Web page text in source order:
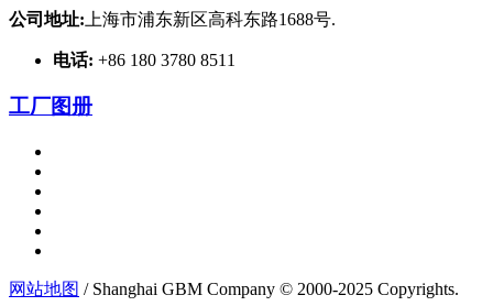
公司地址: 上海市浦东新区高科东路1688号.
电话: +86 180 3780 8511
工厂图册
网站地图 / Shanghai GBM Company © 2000-2025 Copyrights.